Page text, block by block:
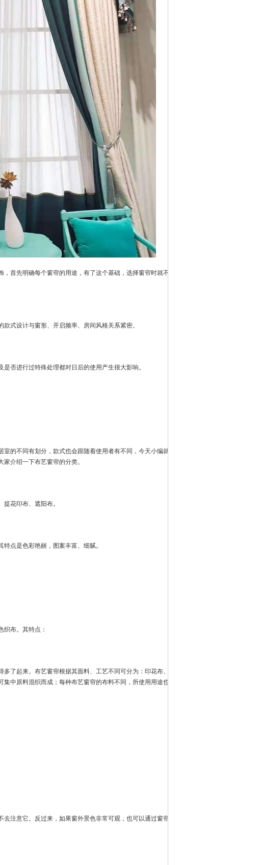
首先明确每个窗帘的用途，有了这个基础，选择窗帘时就不
式设计与窗形、开启频率、房间风格关系紧密。
否进行过特殊处理都对日后的使用产生很大影响。
的不同有划分，款式也会跟随着使用者有不同，今天小编就
介绍一下布艺窗帘的分类。
花印布、遮阳布。
点是色彩艳丽，图案丰富、细腻。
布。其特点：
了起来。布艺窗帘根据其面料、工艺不同可分为：印花布、
中原料混织而成；每种布艺窗帘的布料不同，所使用用途也
注意它。反过来，如果窗外景色非常可观，也可以通过窗帘